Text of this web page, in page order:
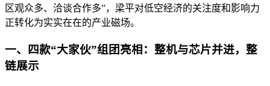
区观众多、洽谈合作多”，梁平对低空经济的关注度和影响力
正转化为实实在在的产业磁场。
一、四款“大家伙”组团亮相：整机与芯片并进，整
链展示